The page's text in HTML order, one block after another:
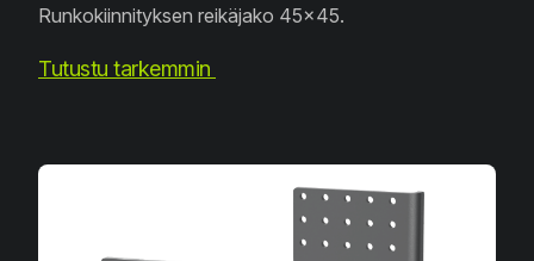
Runkokiinnityksen reikäjako 45x45.
Tutustu tarkemmin